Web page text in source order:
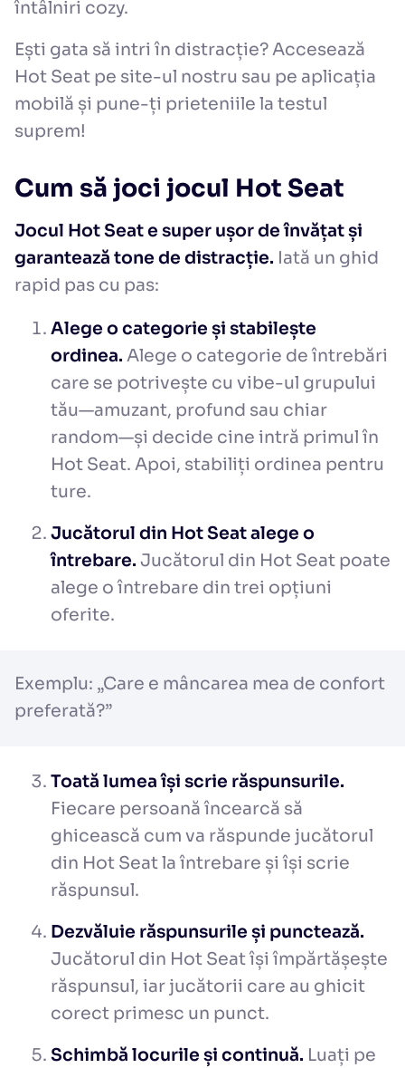
întâlniri cozy.
Ești gata să intri în distracție? Accesează
Hot Seat pe site-ul nostru sau pe aplicația
mobilă și pune-ți prieteniile la testul
suprem!
Cum să joci jocul Hot Seat
Jocul Hot Seat e super ușor de învățat și
garantează tone de distracție. Iată un ghid
rapid pas cu pas:
Alege o categorie și stabilește
ordinea. Alege o categorie de întrebări
care se potrivește cu vibe-ul grupului
tău—amuzant, profund sau chiar
random—și decide cine intră primul în
Hot Seat. Apoi, stabiliți ordinea pentru
ture.
Jucătorul din Hot Seat alege o
întrebare. Jucătorul din Hot Seat poate
alege o întrebare din trei opțiuni
oferite.
Exemplu: „Care e mâncarea mea de confort
preferată?”
Toată lumea își scrie răspunsurile.
Fiecare persoană încearcă să
ghicească cum va răspunde jucătorul
din Hot Seat la întrebare și își scrie
răspunsul.
Dezvăluie răspunsurile și punctează.
Jucătorul din Hot Seat își împărtășește
răspunsul, iar jucătorii care au ghicit
corect primesc un punct.
Schimbă locurile și continuă. Luați pe